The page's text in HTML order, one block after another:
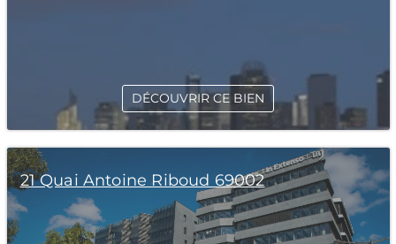
DÉCOUVRIR CE BIEN
21 Quai Antoine Riboud 69002